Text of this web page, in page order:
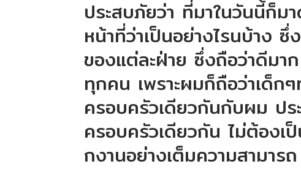
ประสบภัยว่า ที่มาในวันนี้ก็ม
หน้าที่ว่าเป็นอย่างไรนบ้าง
ของแต่ละฝ่าย ซึ่งถือว่าดีมา
ทุกคน เพราะผมก็ถือว่าเด็ก
ครอบครัวเดียวกันกับผม ปร
ครอบครัวเดียวกัน ไม่ต้องเ
กงานอย่างเต็มความสามารถ